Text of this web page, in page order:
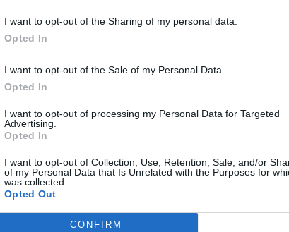
I want to opt-out of the Sharing of my personal data.
Opted In
I want to opt-out of the Sale of my Personal Data.
Opted In
I want to opt-out of processing my Personal Data for Targeted
Advertising.
Opted In
I want to opt-out of Collection, Use, Retention, Sale, and/or
of my Personal Data that Is Unrelated with the Purposes for
was collected.
Opted Out
CONFIRM
Burze z gradem spodziewane są od godz. 11 do 18.
Prędkość wiatru w porywach osiągnie 65 km/h.
Zagrożone mogą być województwa śląskie i